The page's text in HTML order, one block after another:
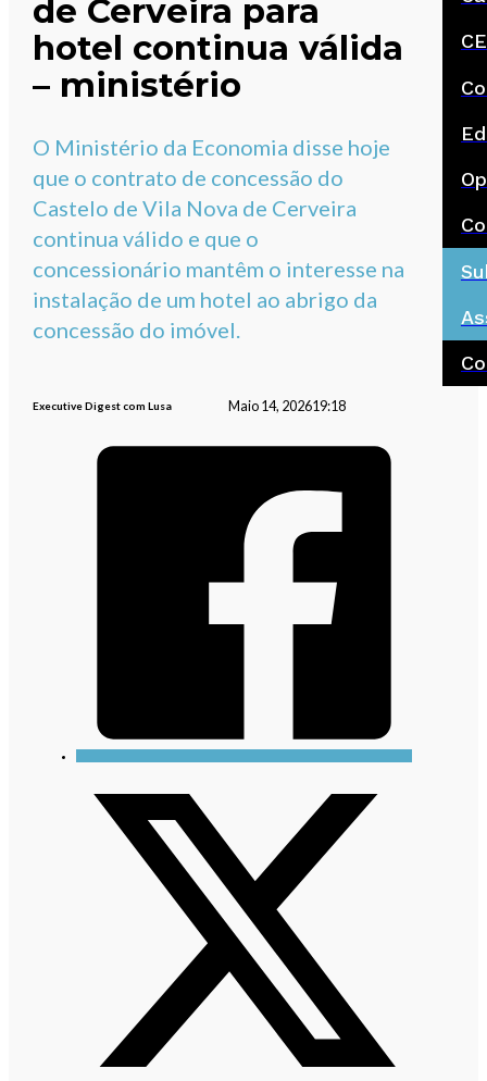
de Cerveira para
hotel continua válida
– ministério
O Ministério da Economia disse hoje
que o contrato de concessão do
Castelo de Vila Nova de Cerveira
continua válido e que o
concessionário mantêm o interesse na
instalação de um hotel ao abrigo da
concessão do imóvel.
Executive Digest com Lusa Maio 14, 202619:18